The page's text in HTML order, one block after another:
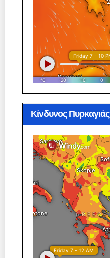
Κίνδυνος Πυρκαγιάς